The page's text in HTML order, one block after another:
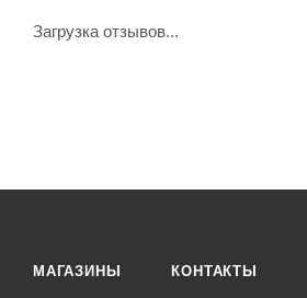
Загрузка отзывов...
МАГАЗИНЫ КОНТАКТЫ